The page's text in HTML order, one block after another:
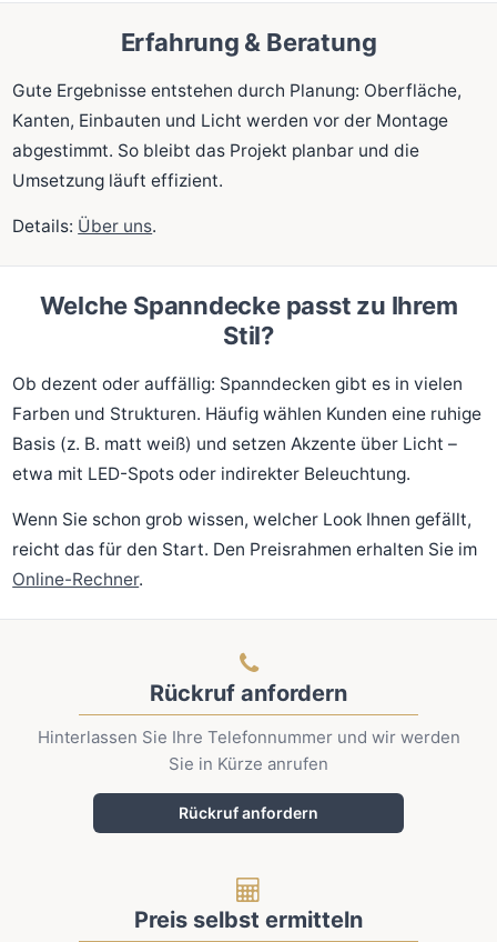
Erfahrung & Beratung
Gute Ergebnisse entstehen durch Planung: Oberfläche,
Kanten, Einbauten und Licht werden vor der Montage
abgestimmt. So bleibt das Projekt planbar und die
Umsetzung läuft effizient.
Details: Über uns.
Welche Spanndecke passt zu Ihrem
Stil?
Ob dezent oder auffällig: Spanndecken gibt es in vielen
Farben und Strukturen. Häufig wählen Kunden eine ruhige
Basis (z. B. matt weiß) und setzen Akzente über Licht –
etwa mit LED-Spots oder indirekter Beleuchtung.
Wenn Sie schon grob wissen, welcher Look Ihnen gefällt,
reicht das für den Start. Den Preisrahmen erhalten Sie im
Online-Rechner.
Rückruf anfordern
Hinterlassen Sie Ihre Telefonnummer und wir werden
Sie in Kürze anrufen
Rückruf anfordern
Preis selbst ermitteln